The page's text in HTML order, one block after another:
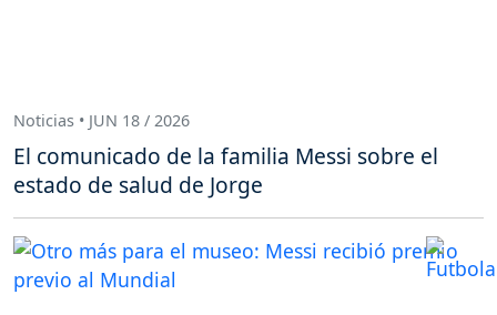
Noticias • JUN 18 / 2026
El comunicado de la familia Messi sobre el
estado de salud de Jorge